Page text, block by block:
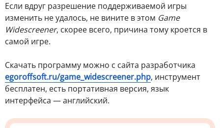
Если вдруг разрешение поддерживаемой игры
изменить не удалось, не вините в этом Game
Widescreener, скорее всего, причина тому кроется в
самой игре.
Скачать программу можно с сайта разработчика
egoroffsoft.ru/game_widescreener.php, инструмент
бесплатен, есть портативная версия, язык
интерфейса — английский.